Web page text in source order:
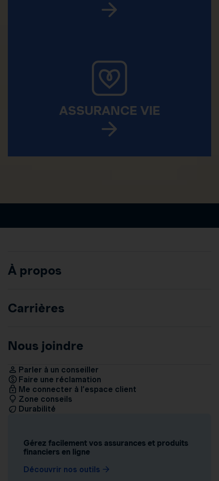
ASSURANCE VIE
À propos
Carrières
Nous joindre
Parler à un conseiller
Faire une réclamation
Me connecter à l’espace client
Zone conseils
Durabilité
Gérez facilement vos assurances et produits
financiers en ligne
Découvrir nos outils